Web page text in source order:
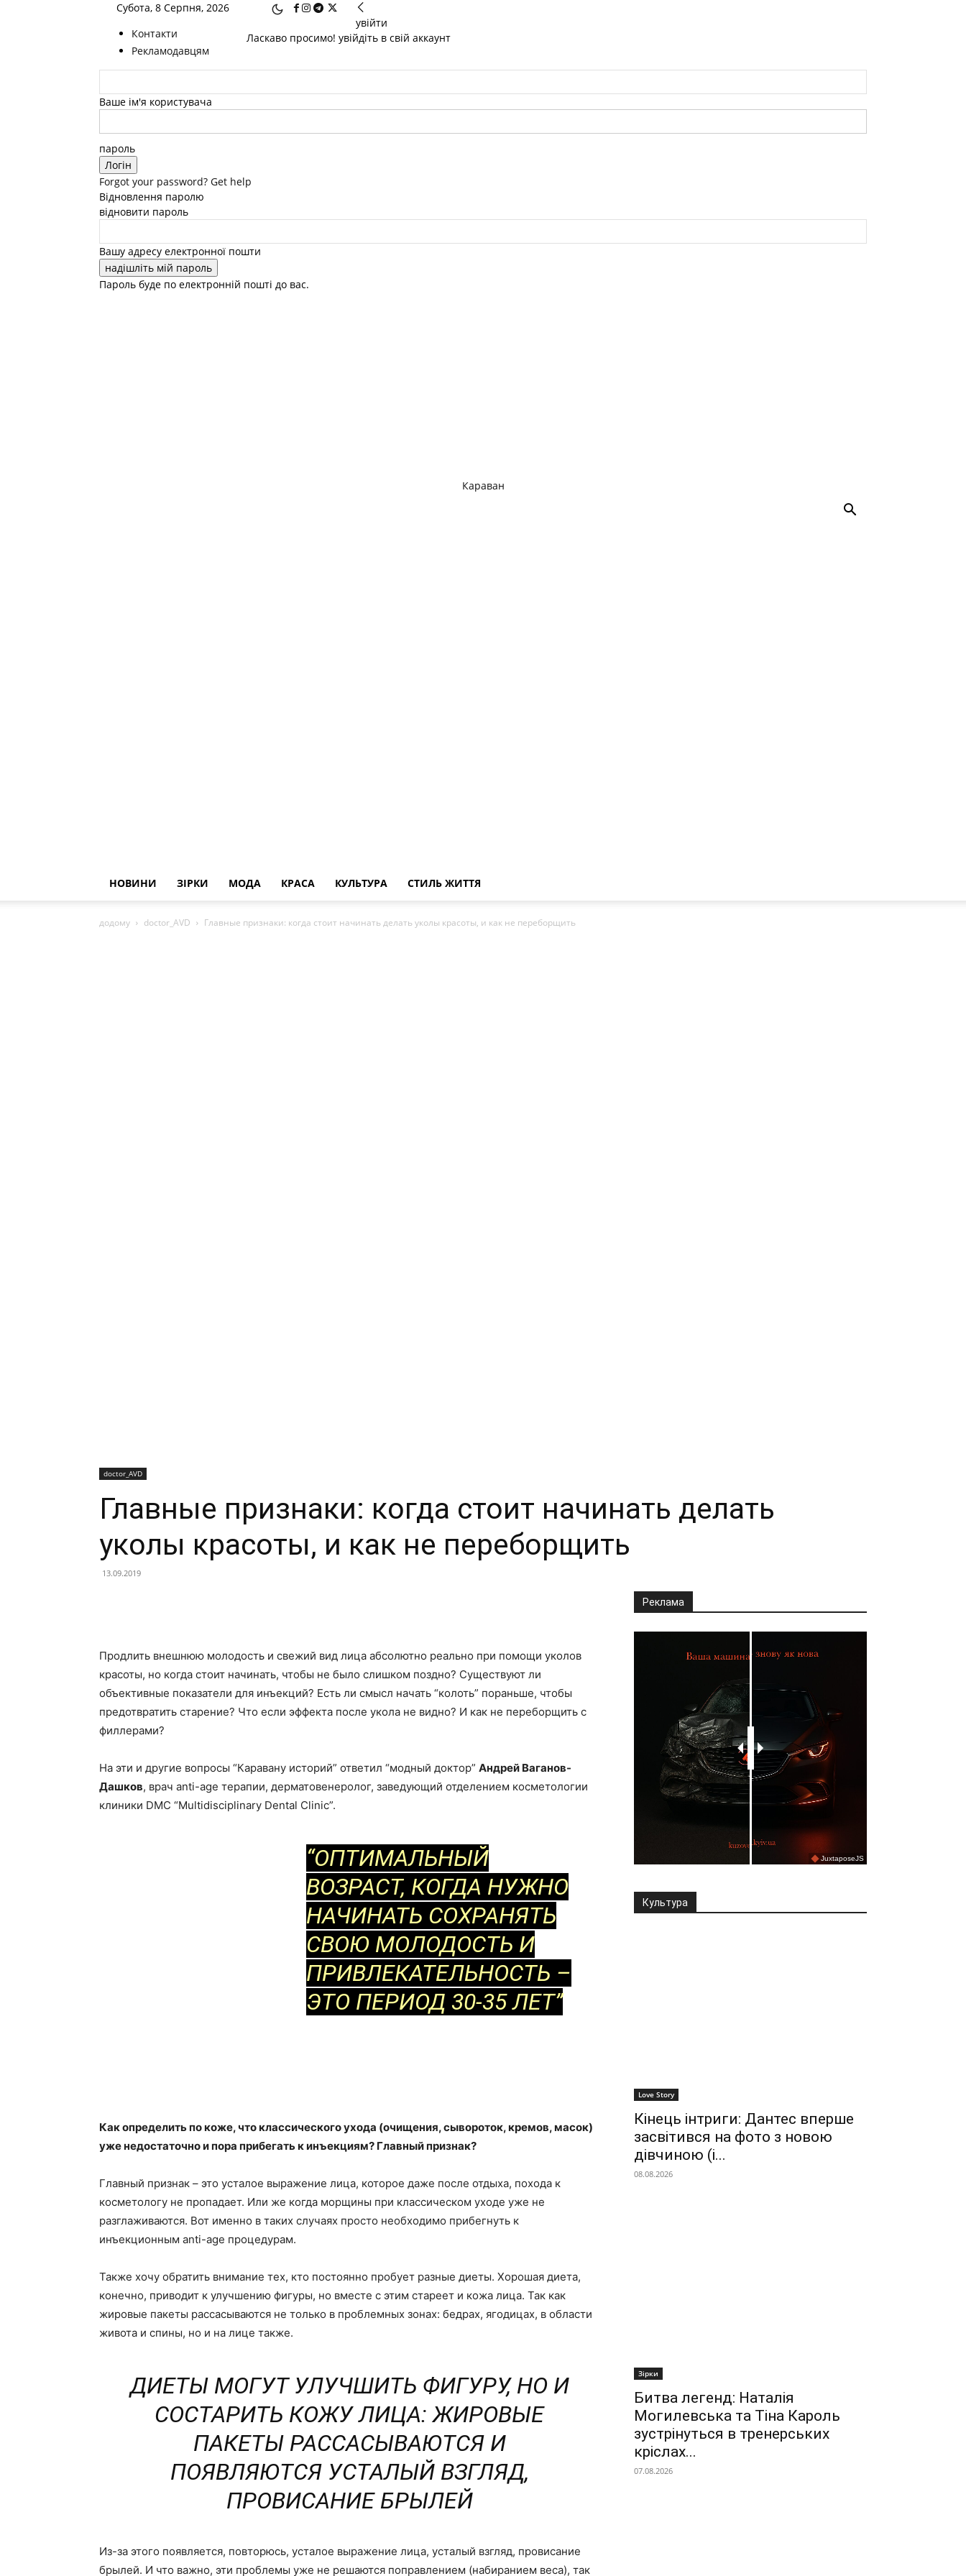
Субота, 8 Серпня, 2026
Контакти
Рекламодавцям
увійти
Ласкаво просимо! увійдіть в свій аккаунт
Ваше ім'я користувача
пароль
Forgot your password? Get help
Відновлення паролю
відновити пароль
Вашу адресу електронної пошти
Пароль буде по електронній пошті до вас.
Караван
НОВИНИ ЗІРКИ МОДА КРАСА КУЛЬТУРА СТИЛЬ ЖИТТЯ
додому doctor_AVD Главные признаки: когда стоит начинать делать уколы красоты, и как не переборщить
doctor_AVD
Главные признаки: когда стоит начинать делать
уколы красоты, и как не переборщить
13.09.2019
Продлить внешнюю молодость и свежий вид лица абсолютно реально при помощи уколов
красоты, но когда стоит начинать, чтобы не было слишком поздно? Существуют ли
объективные показатели для инъекций? Есть ли смысл начать “колоть” пораньше, чтобы
предотвратить старение? Что если эффекта после укола не видно? И как не переборщить с
филлерами?
На эти и другие вопросы “Каравану историй” ответил “модный доктор” Андрей Ваганов-
Дашков, врач anti-age терапии, дерматовенеролог, заведующий отделением косметологии
клиники DMC “Multidisciplinary Dental Clinic”.
“ОПТИМАЛЬНЫЙ
ВОЗРАСТ, КОГДА НУЖНО
НАЧИНАТЬ СОХРАНЯТЬ
СВОЮ МОЛОДОСТЬ И
ПРИВЛЕКАТЕЛЬНОСТЬ –
ЭТО ПЕРИОД 30-35 ЛЕТ”
Как определить по коже, что классического ухода (очищения, сывороток, кремов, масок)
уже недостаточно и пора прибегать к инъекциям? Главный признак?
Главный признак – это усталое выражение лица, которое даже после отдыха, похода к
косметологу не пропадает. Или же когда морщины при классическом уходе уже не
разглаживаются. Вот именно в таких случаях просто необходимо прибегнуть к
инъекционным anti-age процедурам.
Также хочу обратить внимание тех, кто постоянно пробует разные диеты. Хорошая диета,
конечно, приводит к улучшению фигуры, но вместе с этим стареет и кожа лица. Так как
жировые пакеты рассасываются не только в проблемных зонах: бедрах, ягодицах, в области
живота и спины, но и на лице также.
ДИЕТЫ МОГУТ УЛУЧШИТЬ ФИГУРУ, НО И
СОСТАРИТЬ КОЖУ ЛИЦА: ЖИРОВЫЕ
ПАКЕТЫ РАССАСЫВАЮТСЯ И
ПОЯВЛЯЮТСЯ УСТАЛЫЙ ВЗГЛЯД,
ПРОВИСАНИЕ БРЫЛЕЙ
Из-за этого появляется, повторюсь, усталое выражение лица, усталый взгляд, провисание
брылей. И что важно, эти проблемы уже не решаются поправлением (набиранием веса), так
Реклама
Культура
Love Story
Кінець інтриги: Дантес вперше
засвітився на фото з новою
дівчиною (і...
08.08.2026
Зірки
Битва легенд: Наталія
Могилевська та Тіна Кароль
зустрінуться в тренерських
кріслах...
07.08.2026